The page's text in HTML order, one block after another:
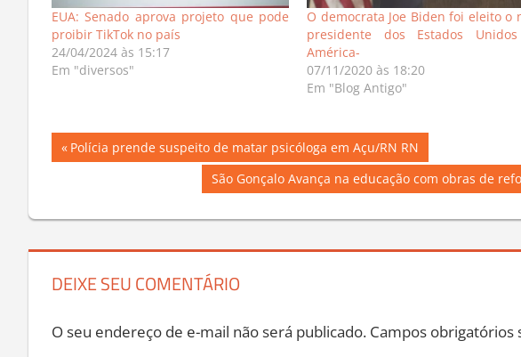
EUA: Senado aprova projeto que pode
proibir TikTok no país
24/04/2024 às 15:17
O democrata Joe Biden foi eleito o
presidente dos Estados Unidos
América-
07/11/2020 às 18:20
Em "Blog Antigo"
Navegação
Post
Previous
Polícia prende suspeito de matar psicóloga em Açu/RN RN
Next
São Gonçalo Avança na educação com obras de
DEIXE SEU COMENTÁRIO
O seu endereço de e-mail não será publicado. Campos obrigatórios